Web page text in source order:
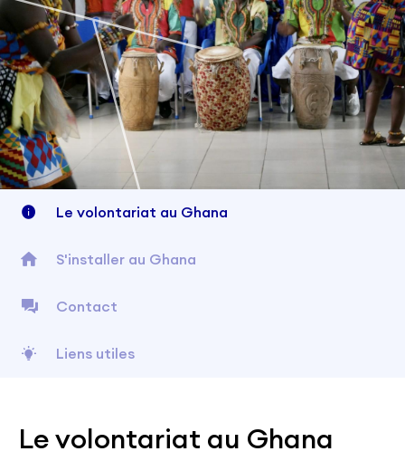
Le volontariat au Ghana
S'installer au Ghana
Contact
Liens utiles
Le volontariat au Ghana